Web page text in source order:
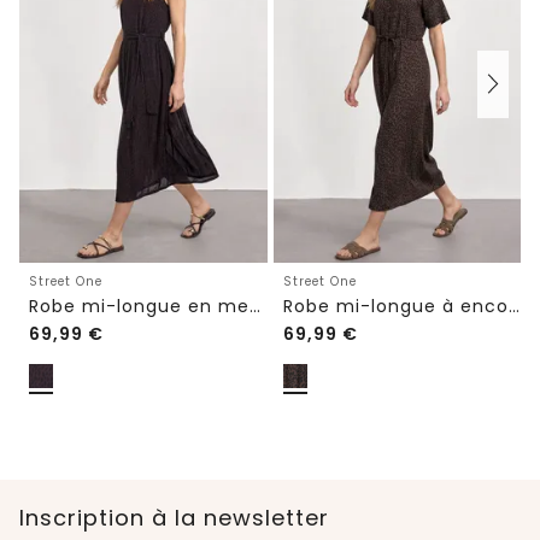
Street One
Robe mi-longue en mesh avec imprimé
69,99 €
Street One
Robe mi-longue à encolure en V et imprimé léopard
69,99 €
Inscription à la newsletter